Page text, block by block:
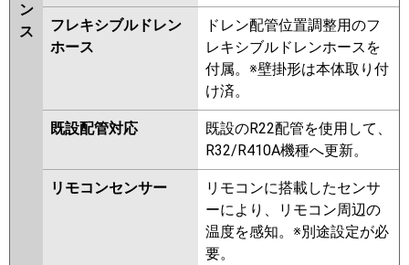
ン
ス
フレキシブルドレン
ホース
ドレン配管位置調整用のフ
レキシブルドレンホースを
付属。※壁掛形は本体取り付
け済。
既設配管対応
既設のR22配管を使用して、
R32/R410A機種へ更新。
リモコンセンサー
リモコンに搭載したセンサ
ーにより、リモコン周辺の
温度を感知。※別途設定が必
要。